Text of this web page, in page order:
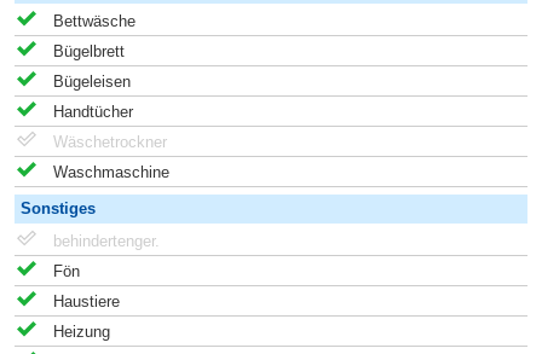
Bettwäsche
Bügelbrett
Bügeleisen
Handtücher
Wäschetrockner
Waschmaschine
Sonstiges
behindertenger.
Fön
Haustiere
Heizung